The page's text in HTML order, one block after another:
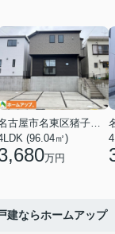
名古屋市名東区猪子石１丁目
(96.04㎡)
万円
建ならホームアップ